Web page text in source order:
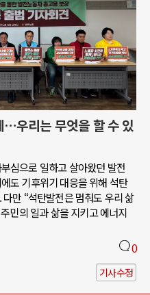
우리는 무엇을 할 수 있
심으로 일하고 살아왔던 발전
도 기후위기 대응을 위해 석탄
만 “석탄발전은 멈춰도 우리 삶
민의 일과 삶을 지키고 에너지
0
기사수정